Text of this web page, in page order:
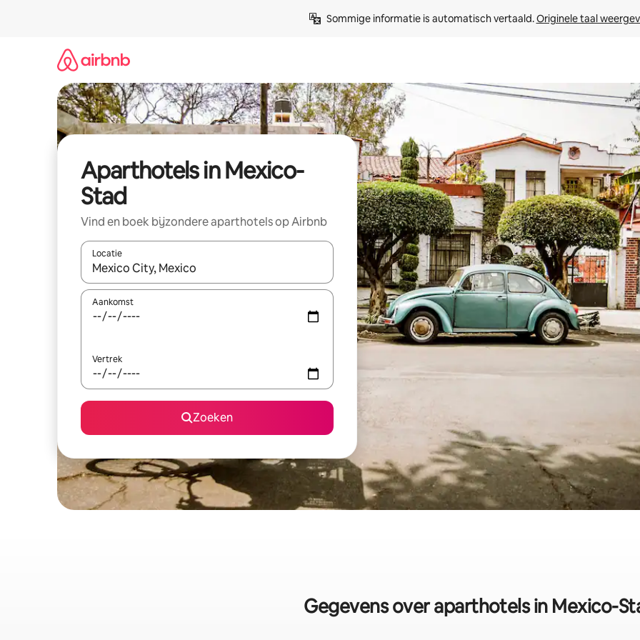
Sommige informatie is automatisch vertaald. Originele taal
Aparthotels in Mexico-
Stad
Vind en boek bijzondere aparthotels op Airbnb
Locatie
Wanneer er resultaten beschikbaar zijn, maak je een keuze met je de pijltjestoetsen omhoog en omlaag, óf door te
Aankomst
Vertrek
Zoeken
Gegevens over aparthotels in Mexico-